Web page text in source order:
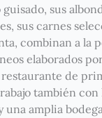
sus
sus carnes
combinan a la
elaborados
restaurante de
también con
una amplia